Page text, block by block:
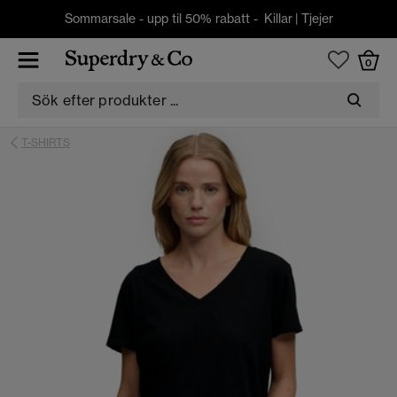
Sommarsale - upp til 50% rabatt - Killar| Tjejer
0
T-SHIRTS